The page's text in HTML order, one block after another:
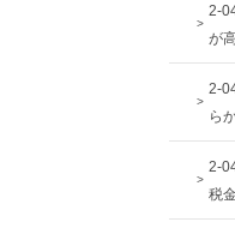
2-
が
2-
ら
2-
税